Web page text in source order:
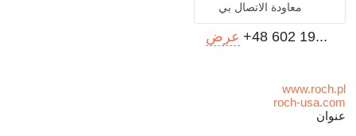
معاودة الاتصال بي
+48 602 19... عرض
www.roch.pl
roch-usa.com
عنوان